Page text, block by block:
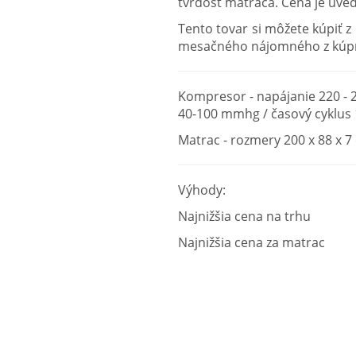
Tento tovar si môžete kúpiť
mesačného nájomného z
Kompresor - napájanie 220 -
40-100 mmhg / časový
Matrac - rozmery 200 x 88 x
Výhody:
Najnižšia cena na trhu
Najnižšia cena za matrac